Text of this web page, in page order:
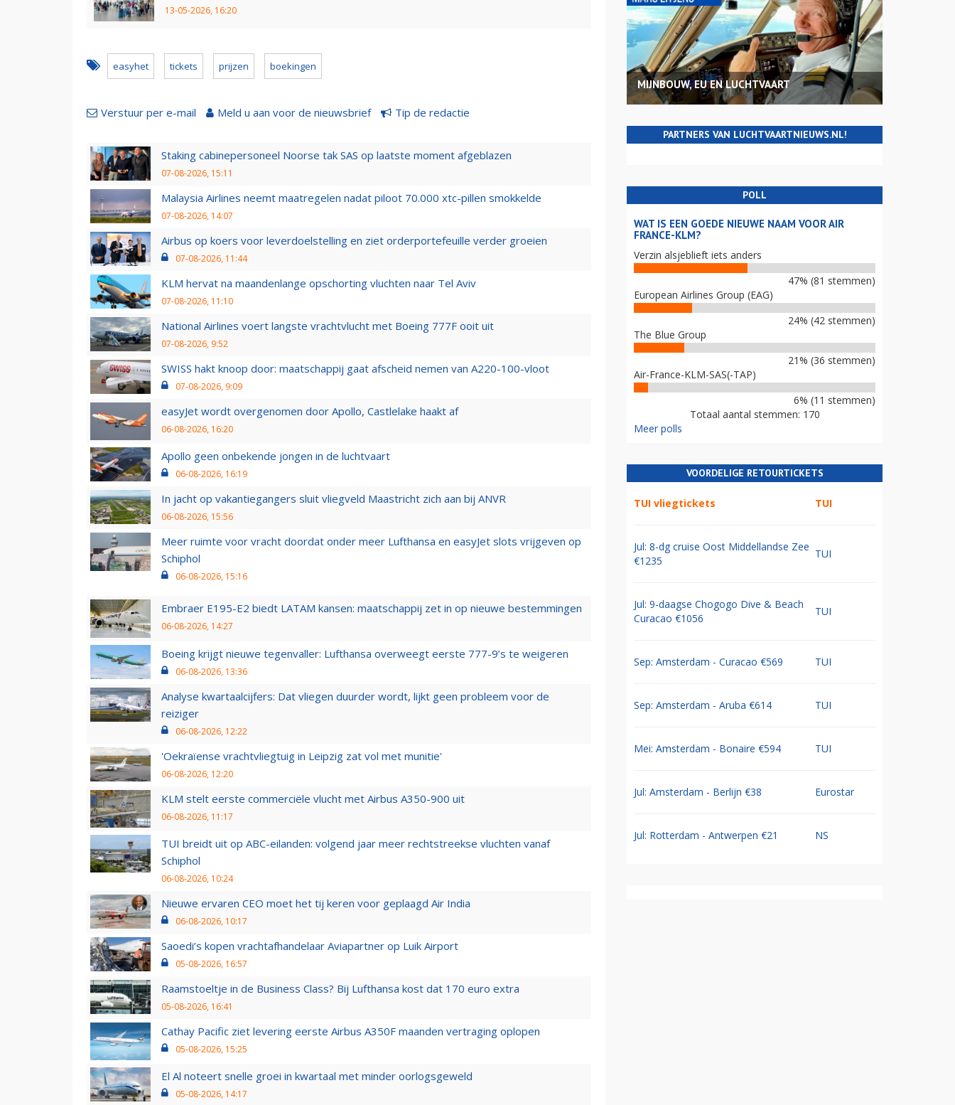
13-05-2026, 16:20
easyhet tickets prijzen boekingen
Verstuur per e-mail Meld u aan voor de nieuwsbrief Tip de redactie
Staking cabinepersoneel Noorse tak SAS op laatste moment afgeblazen
07-08-2026, 15:11
Malaysia Airlines neemt maatregelen nadat piloot 70.000 xtc-pillen smokkelde
07-08-2026, 14:07
Airbus op koers voor leverdoelstelling en ziet orderportefeuille verder groeien
07-08-2026, 11:44
KLM hervat na maandenlange opschorting vluchten naar Tel Aviv
07-08-2026, 11:10
National Airlines voert langste vrachtvlucht met Boeing 777F ooit uit
07-08-2026, 9:52
SWISS hakt knoop door: maatschappij gaat afscheid nemen van A220-100-vloot
07-08-2026, 9:09
easyJet wordt overgenomen door Apollo, Castlelake haakt af
06-08-2026, 16:20
Apollo geen onbekende jongen in de luchtvaart
06-08-2026, 16:19
In jacht op vakantiegangers sluit vliegveld Maastricht zich aan bij ANVR
06-08-2026, 15:56
Meer ruimte voor vracht doordat onder meer Lufthansa en easyJet slots vrijgeven op
Schiphol
06-08-2026, 15:16
Embraer E195-E2 biedt LATAM kansen: maatschappij zet in op nieuwe bestemmingen
06-08-2026, 14:27
Boeing krijgt nieuwe tegenvaller: Lufthansa overweegt eerste 777-9’s te weigeren
06-08-2026, 13:36
Analyse kwartaalcijfers: Dat vliegen duurder wordt, lijkt geen probleem voor de
reiziger
06-08-2026, 12:22
'Oekraïense vrachtvliegtuig in Leipzig zat vol met munitie'
06-08-2026, 12:20
KLM stelt eerste commerciële vlucht met Airbus A350-900 uit
06-08-2026, 11:17
TUI breidt uit op ABC-eilanden: volgend jaar meer rechtstreekse vluchten vanaf
Schiphol
06-08-2026, 10:24
Nieuwe ervaren CEO moet het tij keren voor geplaagd Air India
06-08-2026, 10:17
Saoedi’s kopen vrachtafhandelaar Aviapartner op Luik Airport
05-08-2026, 16:57
Raamstoeltje in de Business Class? Bij Lufthansa kost dat 170 euro extra
05-08-2026, 16:41
Cathay Pacific ziet levering eerste Airbus A350F maanden vertraging oplopen
05-08-2026, 15:25
El Al noteert snelle groei in kwartaal met minder oorlogsgeweld
05-08-2026, 14:17
MIJNBOUW, EU EN LUCHTVAART
PARTNERS VAN LUCHTVAARTNIEUWS.NL!
POLL
WAT IS EEN GOEDE NIEUWE NAAM VOOR AIR
FRANCE-KLM?
Verzin alsjeblieft iets anders
47% (81 stemmen)
European Airlines Group (EAG)
24% (42 stemmen)
The Blue Group
21% (36 stemmen)
Air-France-KLM-SAS(-TAP)
6% (11 stemmen)
Totaal aantal stemmen: 170
Meer polls
VOORDELIGE RETOURTICKETS
TUI vliegtickets TUI
Jul: 8-dg cruise Oost Middellandse Zee
€1235
TUI
Jul: 9-daagse Chogogo Dive & Beach
Curacao €1056
TUI
Sep: Amsterdam - Curacao €569 TUI
Sep: Amsterdam - Aruba €614 TUI
Mei: Amsterdam - Bonaire €594 TUI
Jul: Amsterdam - Berlijn €38 Eurostar
Jul: Rotterdam - Antwerpen €21 NS